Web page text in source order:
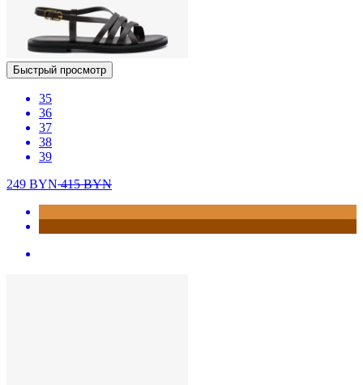
Быстрый просмотр
35
36
37
38
39
249 BYN415BYN